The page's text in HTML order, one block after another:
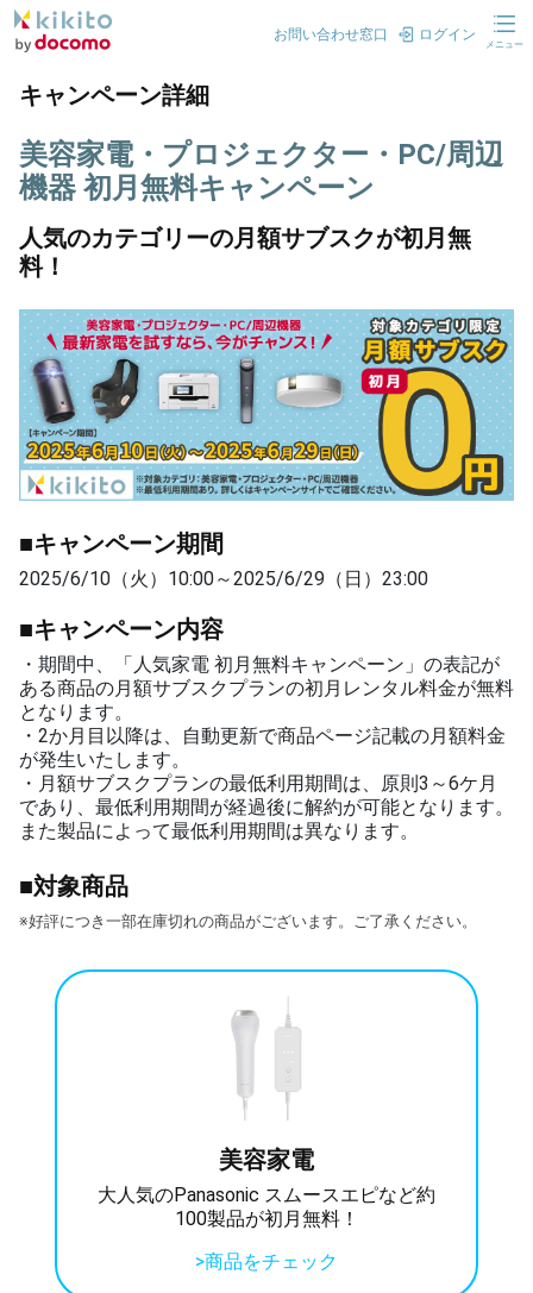
お問い合わせ窓口 ログイン
メニュー
キャンペーン詳細
美容家電・プロジェクター・PC/周辺
機器 初月無料キャンペーン
人気のカテゴリーの月額サブスクが初月無
料！
■キャンペーン期間
2025/6/10（火）10:00～2025/6/29（日）23:00
■キャンペーン内容
・期間中、「人気家電 初月無料キャンペーン」の表記が
ある商品の月額サブスクプランの初月レンタル料金が無料
となります。
・2か月目以降は、自動更新で商品ページ記載の月額料金
が発生いたします。
・月額サブスクプランの最低利用期間は、原則3～6ケ月
であり、最低利用期間が経過後に解約が可能となります。
また製品によって最低利用期間は異なります。
■対象商品
※好評につき一部在庫切れの商品がございます。ご了承ください。
美容家電
大人気のPanasonic スムースエピなど約
100製品が初月無料！
>商品をチェック